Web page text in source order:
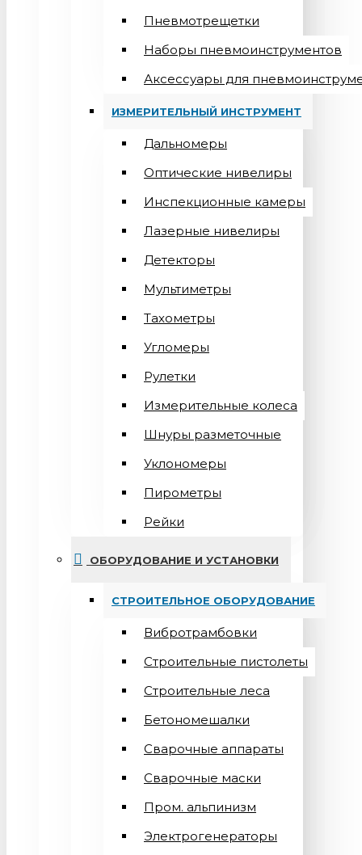
Пневмотрещетки
Наборы пневмоинструментов
Аксессуары для
ИЗМЕРИТЕЛЬНЫЙ ИНСТРУМЕНТ
Дальномеры
Оптические нивелиры
Инспекционные камеры
Лазерные нивелиры
Детекторы
Мультиметры
Тахометры
Угломеры
Рулетки
Измерительные колеса
Шнуры разметочные
Уклономеры
Пирометры
Рейки
ОБОРУДОВАНИЕ И УСТАНОВКИ
СТРОИТЕЛЬНОЕ ОБОРУДОВАНИЕ
Вибротрамбовки
Строительные пистолеты
Строительные леса
Бетономешалки
Сварочные аппараты
Cварочные маски
Пром. альпинизм
Электрогенераторы